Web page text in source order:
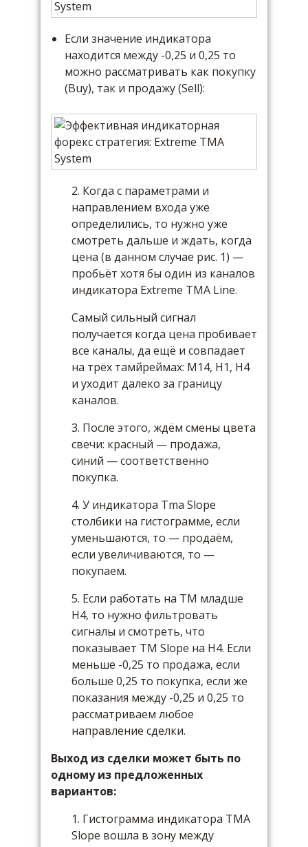
Если значение индикатора
находится между -0,25 и 0,25 то
можно рассматривать как покупку
(Buy), так и продажу (Sell):
2. Когда с параметрами и
направлением входа уже
определились, то нужно уже
смотреть дальше и ждать, когда
цена (в данном случае рис. 1) —
пробьёт хотя бы один из каналов
индикатора Extreme TMA Line.
Самый сильный сигнал
получается когда цена пробивает
все каналы, да ещё и совпадает
на трёх тамйреймах: M14, H1, H4
и уходит далеко за границу
каналов.
3. После этого, ждём смены цвета
свечи: красный — продажа,
синий — соответственно
покупка.
4. У индикатора Tma Slope
столбики на гистограмме, если
уменьшаются, то — продаём,
если увеличиваются, то —
покупаем.
5. Если работать на ТМ младше
H4, то нужно фильтровать
сигналы и смотреть, что
показывает TM Slope на H4. Если
меньше -0,25 то продажа, если
больше 0,25 то покупка, если же
показания между -0,25 и 0,25 то
рассматриваем любое
направление сделки.
Выход из сделки может быть по
одному из предложенных
вариантов:
1. Гистограмма индикатора TMA
Slope вошла в зону между